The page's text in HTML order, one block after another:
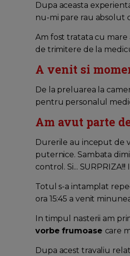
Dupa aceasta
nu-mi pare rau absolut
Am fost tratata cu
de trimitere de la
A venit si
De la preluarea la
pentru personalul
Am avut parte
Durerile au inceput de
puternice. Sambata
control. Si...
Totul s-a intamplat
ora 15:45 a venit
In timpul nasterii am
vorbe frumoase care
Dupa acest travaliu